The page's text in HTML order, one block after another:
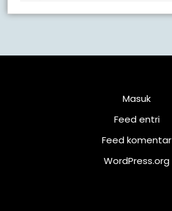
Masuk
Feed entri
Feed komentar
WordPress.org